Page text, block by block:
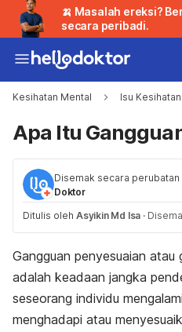
🍌 Masalah ereksi?
secara peribadi.
Kesihatan Mental Isu
Apa Itu
Disemak secara perubatan
Doktor
Ditulis oleh Asyikin Md Isa ·
Gangguan penyesuaian atau
adalah keadaan jangka
seseorang individu
menghadapi atau